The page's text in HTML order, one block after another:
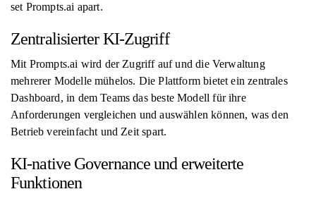
set Prompts.ai apart.
Zentralisierter KI-Zugriff
Mit Prompts.ai wird der Zugriff auf und die Verwaltung
mehrerer Modelle mühelos. Die Plattform bietet ein zentrales
Dashboard, in dem Teams das beste Modell für ihre
Anforderungen vergleichen und auswählen können, was den
Betrieb vereinfacht und Zeit spart.
KI-native Governance und erweiterte
Funktionen